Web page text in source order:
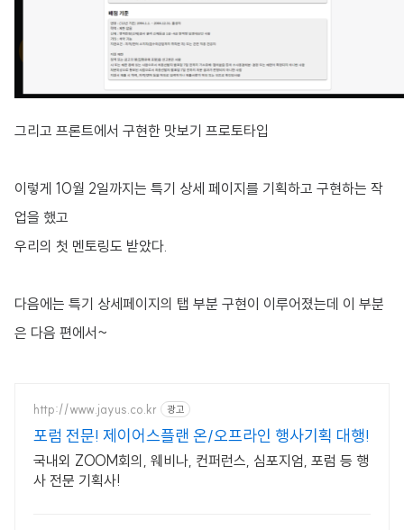
그리고 프론트에서 구현한 맛보기 프로토타입
이렇게 10월 2일까지는 특기 상세 페이지를 기획하고 구현하는 작
업을 했고
우리의 첫 멘토링도 받았다.
다음에는 특기 상세페이지의 탭 부분 구현이 이루어졌는데 이 부분
은 다음 편에서~
http://www.jayus.co.kr 광고
포럼 전문! 제이어스플랜 온/오프라인 행사기획 대행!
국내외 ZOOM회의, 웨비나, 컨퍼런스, 심포지엄, 포럼 등 행
사 전문 기획사!